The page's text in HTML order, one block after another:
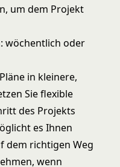
um dem Projekt
wöchentlich oder
in kleinere,
Sie flexible
des Projekts
es Ihnen
dem richtigen Weg
wenn